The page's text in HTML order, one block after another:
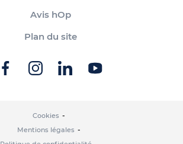
Avis hOp
Plan du site
Cookies
Mentions légales